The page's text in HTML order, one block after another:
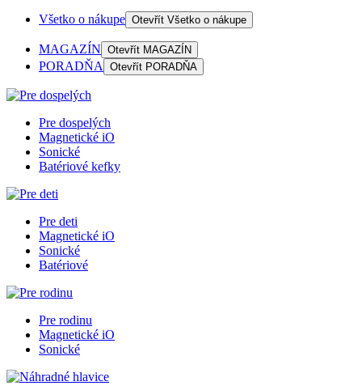
Všetko o nákupe Otevřít Všetko o nákupe
MAGAZÍN Otevřít MAGAZÍN
PORADŇA Otevřít PORADŇA
Pre dospelých
Magnetické iO
Sonické
Batériové kefky
Pre deti
Magnetické iO
Sonické
Batériové
Pre rodinu
Magnetické iO
Sonické